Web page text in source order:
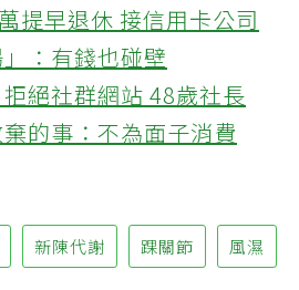
提早退休 接信用卡公司
：有錢也碰壁
絕社群網站 48歲社長
的事：不為面子消費
新陳代謝 踝關節 風濕